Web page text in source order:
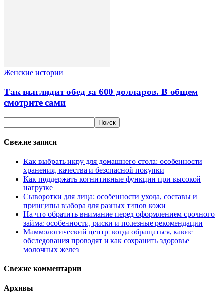
Женские истории
Так выглядит обед за 600 долларов. В общем
смотрите сами
Свежие записи
Как выбрать икру для домашнего стола: особенности
хранения, качества и безопасной покупки
Как поддержать когнитивные функции при высокой
нагрузке
Сыворотки для лица: особенности ухода, составы и
принципы выбора для разных типов кожи
На что обратить внимание перед оформлением срочного
займа: особенности, риски и полезные рекомендации
Маммологический центр: когда обращаться, какие
обследования проводят и как сохранить здоровье
молочных желез
Свежие комментарии
Архивы